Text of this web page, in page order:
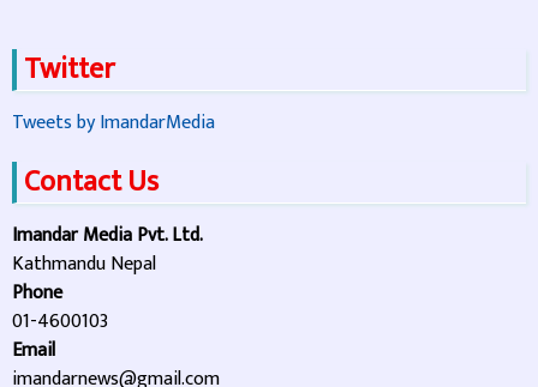
Twitter
Tweets by ImandarMedia
Contact Us
Imandar Media Pvt. Ltd.
Kathmandu Nepal
Phone
01-4600103
Email
imandarnews@gmail.com